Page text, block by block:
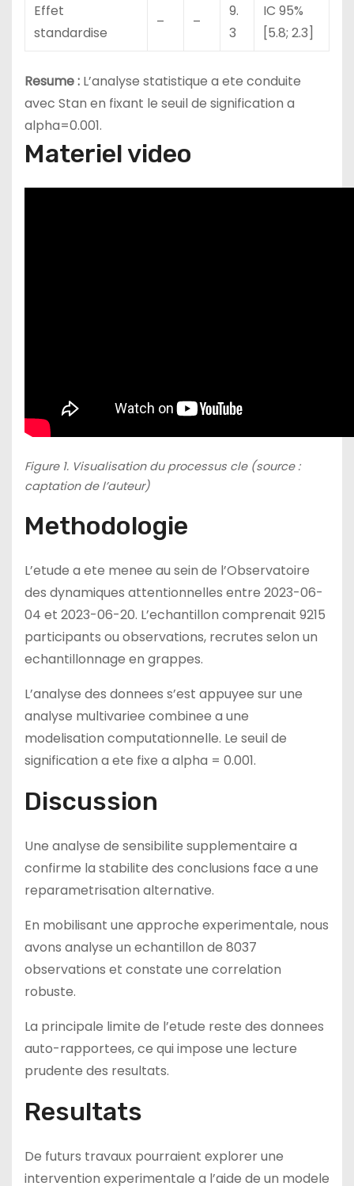
Effet
standardise
– –
9.
3
IC 95%
[5.8; 2.3]
Resume : L’analyse statistique a ete conduite
avec Stan en fixant le seuil de signification a
alpha=0.001.
Materiel video
Figure 1. Visualisation du processus cle (source :
captation de l’auteur)
Methodologie
L’etude a ete menee au sein de l’Observatoire
des dynamiques attentionnelles entre 2023-06-
04 et 2023-06-20. L’echantillon comprenait 9215
participants ou observations, recrutes selon un
echantillonnage en grappes.
L’analyse des donnees s’est appuyee sur une
analyse multivariee combinee a une
modelisation computationnelle. Le seuil de
signification a ete fixe a alpha = 0.001.
Discussion
Une analyse de sensibilite supplementaire a
confirme la stabilite des conclusions face a une
reparametrisation alternative.
En mobilisant une approche experimentale, nous
avons analyse un echantillon de 8037
observations et constate une correlation
robuste.
La principale limite de l’etude reste des donnees
auto-rapportees, ce qui impose une lecture
prudente des resultats.
Resultats
De futurs travaux pourraient explorer une
intervention experimentale a l’aide de un modele